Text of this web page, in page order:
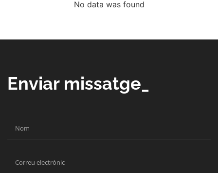
No data was found
Enviar missatge_